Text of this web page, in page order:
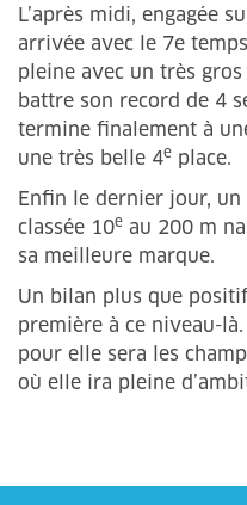
L’après midi, engagée
arrivée avec le 7e
pleine avec un très
battre son record de 4
termine finalement à
une très belle 4e place.
Enfin le dernier jour, un
classée 10e au 200 m
sa meilleure marque.
Un bilan plus que
première à ce niveau-
pour elle sera les
où elle ira pleine